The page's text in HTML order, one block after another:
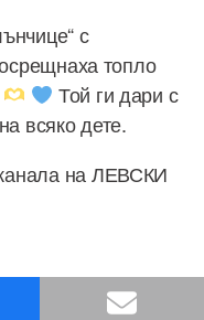
с
топло
Той ги дари с
всяко дете.
на ЛЕВСКИ